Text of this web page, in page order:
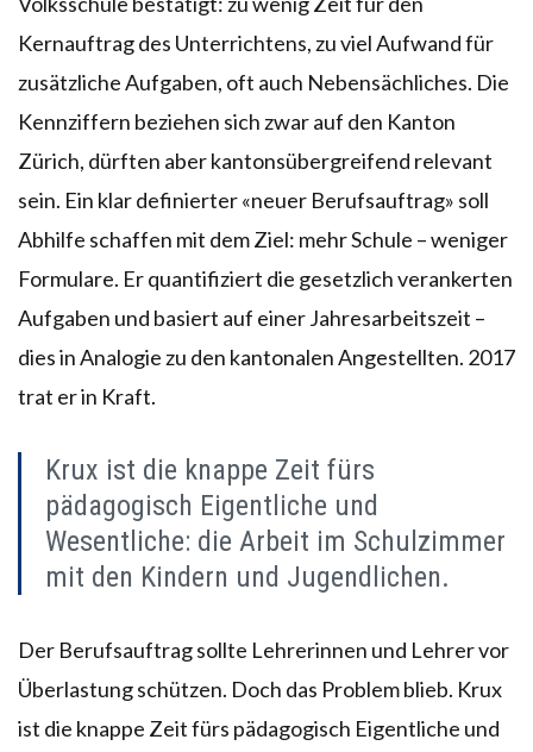
Kernauftrag des Unterrichtens, zu viel Aufwand für
zusätzliche Aufgaben, oft auch Nebensächliches. Die
Kennziffern beziehen sich zwar auf den Kanton
Zürich, dürften aber kantonsübergreifend relevant
sein. Ein klar definierter «neuer Berufsauftrag» soll
Abhilfe schaffen mit dem Ziel: mehr Schule – weniger
Formulare. Er quantifiziert die gesetzlich verankerten
Aufgaben und basiert auf einer Jahresarbeitszeit –
dies in Analogie zu den kantonalen Angestellten. 2017
trat er in Kraft.
Krux ist die knappe Zeit fürs
pädagogisch Eigentliche und
Wesentliche: die Arbeit im Schulzimmer
mit den Kindern und Jugendlichen.
Der Berufsauftrag sollte Lehrerinnen und Lehrer vor
Überlastung schützen. Doch das Problem blieb. Krux
ist die knappe Zeit fürs pädagogisch Eigentliche und